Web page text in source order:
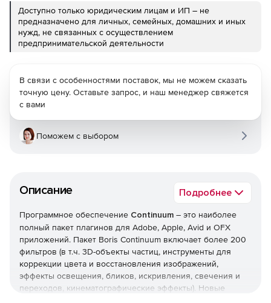
Доступно только юридическим лицам и ИП – не
предназначено для личных, семейных, домашних и иных
нужд, не связанных с осуществлением
предпринимательской деятельности
Описание Подробнее
Программное обеспечение Continuum – это наиболее
полный пакет плагинов для Adobe, Apple, Avid и OFX
приложений. Пакет Boris Continuum включает более 200
фильтров (в т.ч. 3D-объекты частиц, инструменты для
коррекции цвета и восстановления изображений,
эффекты освещения, бликов, искривления, свечения и
переходов, кинематографические эффекты). Новые
В связи с особенностями поставок, мы не можем сказать
точную цену. Оставьте запрос, и наш менеджер свяжется
с вами
Поможем с выбором